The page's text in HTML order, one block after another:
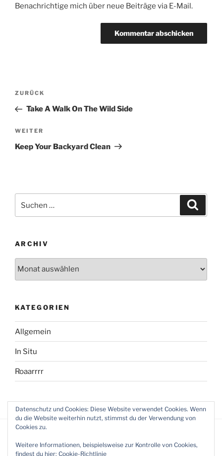
Benachrichtige mich über neue Beiträge via E-Mail.
Beitragsnavigation
Vorheriger
Beitrag
ZURÜCK
Take A Walk On The Wild Side
Nächster
Beitrag
WEITER
Keep Your Backyard Clean
nach:
ARCHIV
KATEGORIEN
Allgemein
In Situ
Roaarrrr
Datenschutz und Cookies: Diese Website verwendet Cookies. Wenn
du die Website weiterhin nutzt, stimmst du der Verwendung von
Cookies zu.
Weitere Informationen, beispielsweise zur Kontrolle von Cookies,
findest du hier: Cookie-Richtlinie